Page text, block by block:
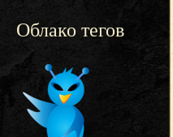
Облако тегов